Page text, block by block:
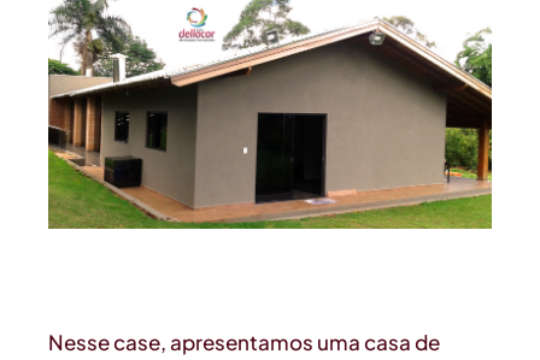
Nesse case, apresentamos uma casa de